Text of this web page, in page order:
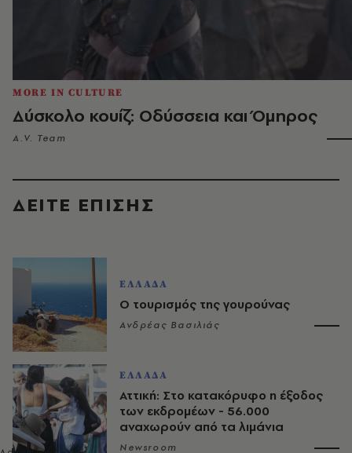
MORE IN CULTURE
Δύσκολο κουίζ: Οδύσσεια και Όμηρος
A.V. Team
ΔΕΙΤΕ ΕΠΙΣΗΣ
ΕΛΛΑΔΑ
Ο τουρισμός της γουρούνας
Ανδρέας Βασιλιάς
ΕΛΛΑΔΑ
Αττική: Στο κατακόρυφο η έξοδος
των εκδρομέων - 56.000
αναχωρούν από τα λιμάνια
Newsroom